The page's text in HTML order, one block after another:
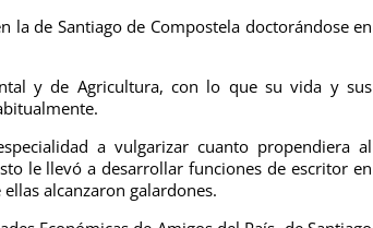
la de Santiago de Compostela doctorándose en
y de Agricultura, con lo que su vida y sus
a vulgarizar cuanto propendiera al
le llevó a desarrollar funciones de escritor en
alcanzaron galardones.